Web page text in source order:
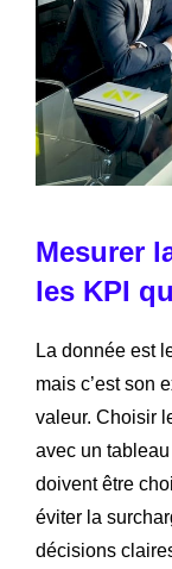
Mesurer
les KPI
La donnée est
mais c’est son
valeur. Choisir
avec un
doivent être
éviter la
décisions